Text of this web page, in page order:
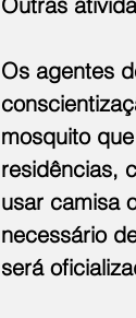
Os agentes
mosquito
residências,
usar camisa
necessário
será